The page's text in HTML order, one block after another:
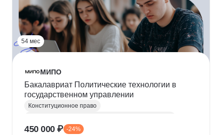
54 мес
МИПО
Бакалавриат Политические технологии в
государственном управлении
Конституционное право
Политика
Административное право
450 000 ₽ -24%